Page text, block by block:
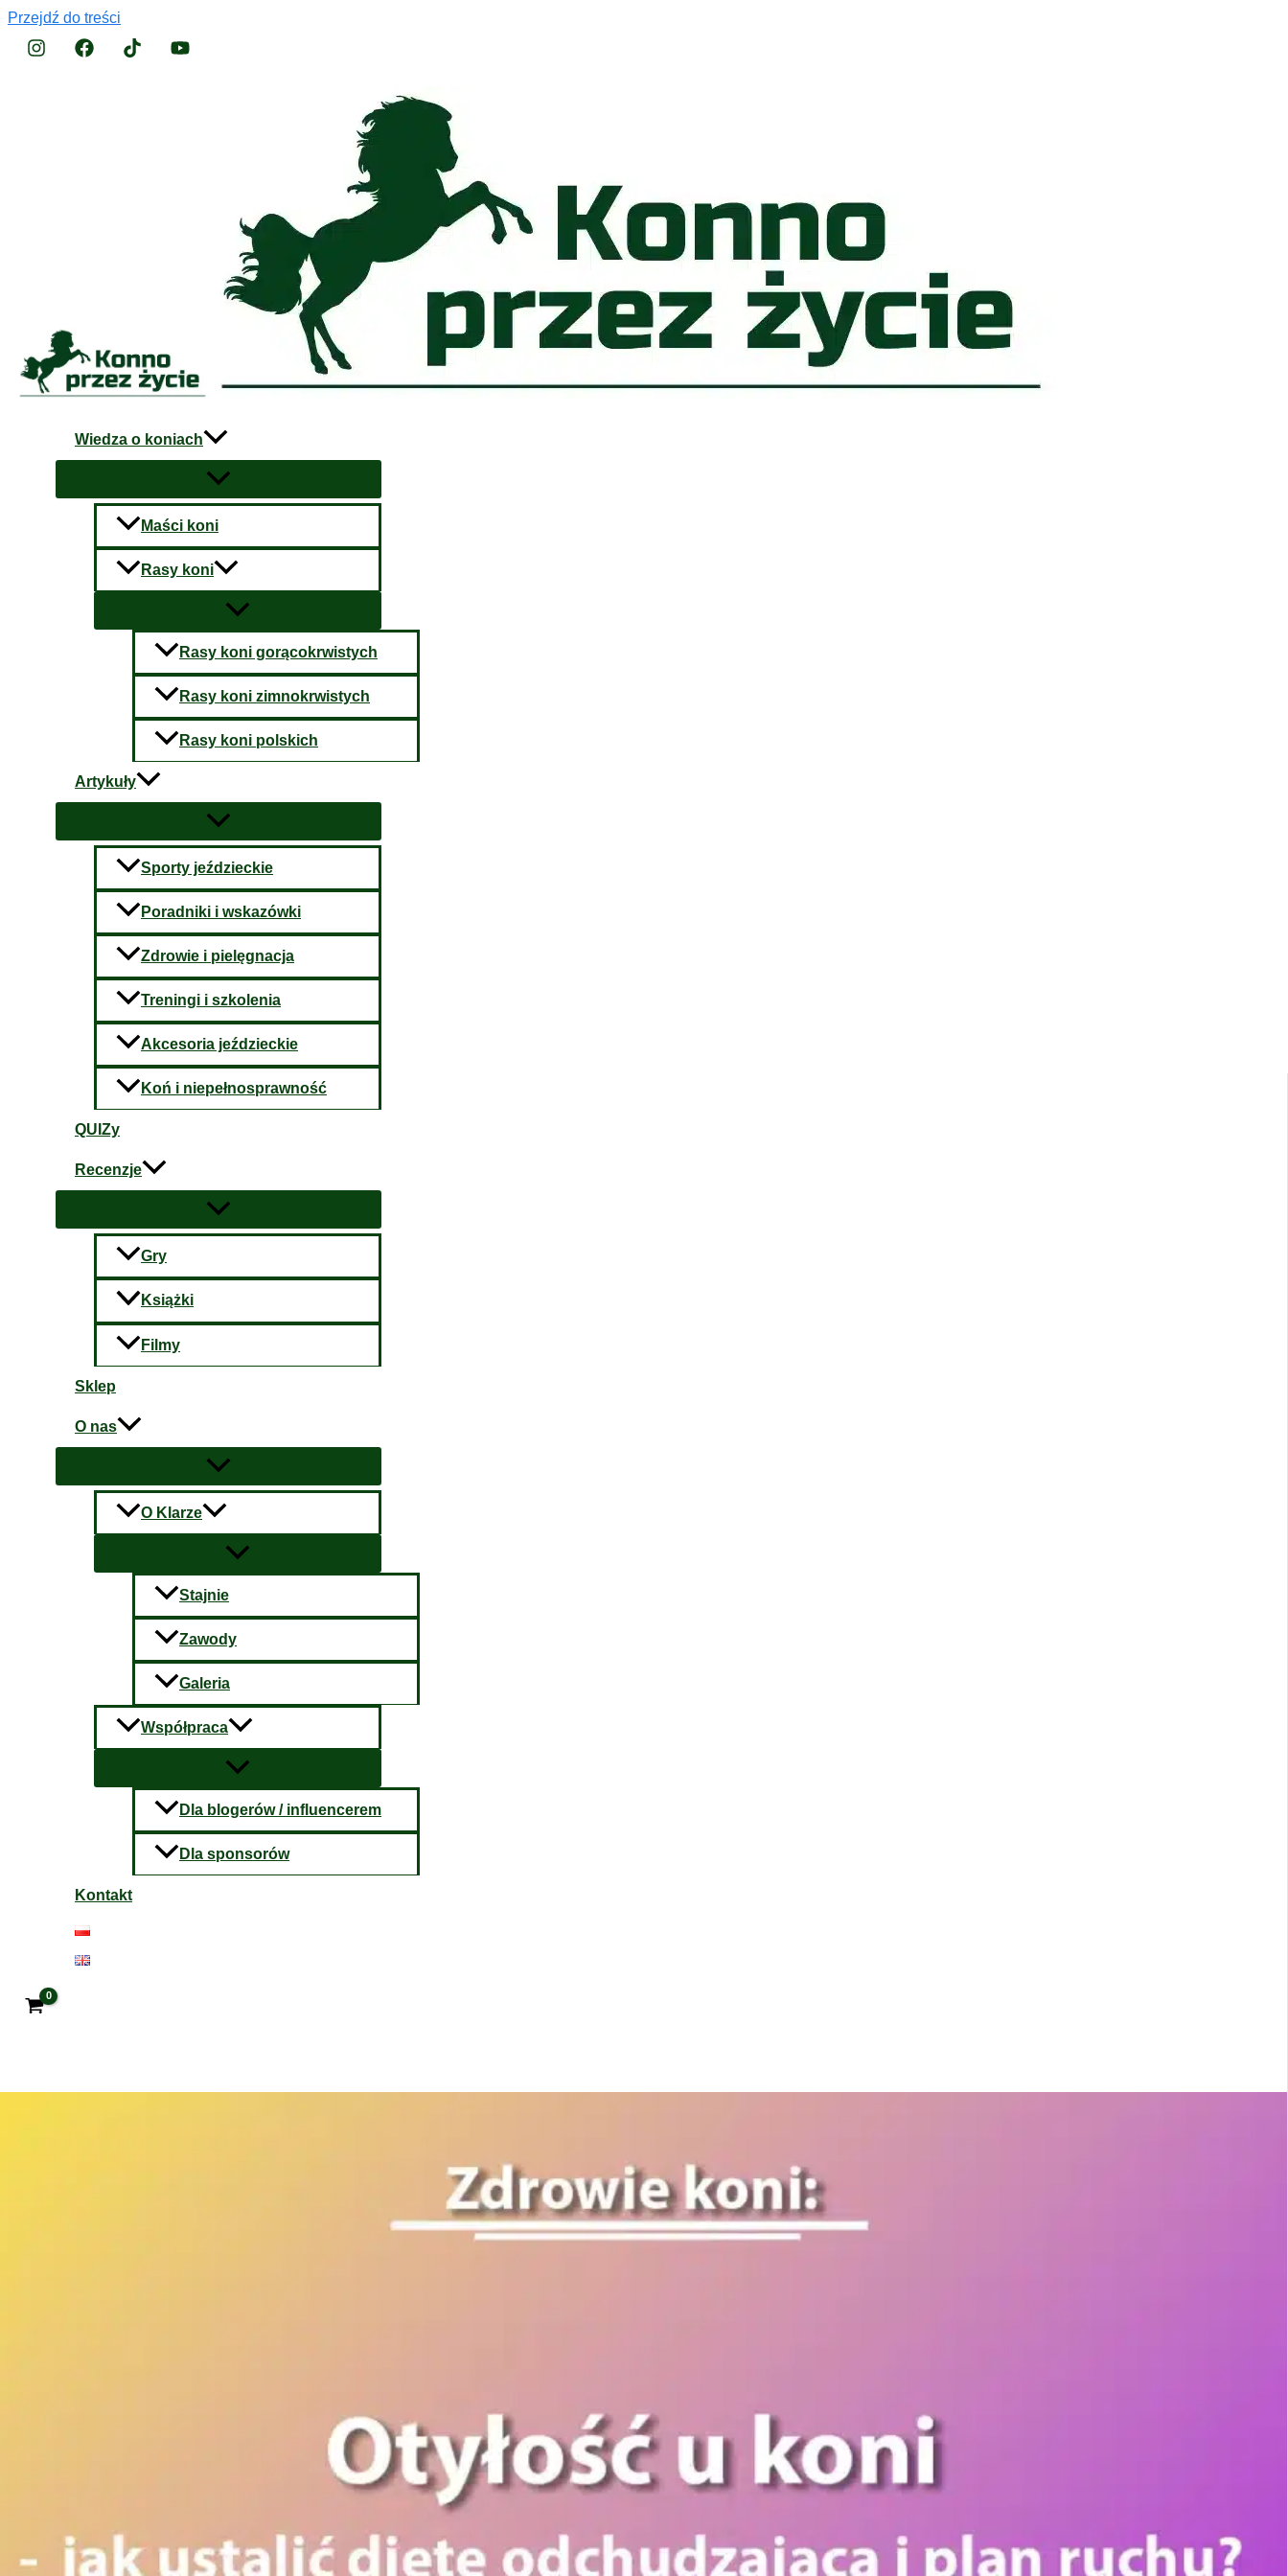
Przejdź do treści
Wiedza o koniach
Maści koni
Rasy koni
Rasy koni gorącokrwistych
Rasy koni zimnokrwistych
Rasy koni polskich
Artykuły
Sporty jeździeckie
Poradniki i wskazówki
Zdrowie i pielęgnacja
Treningi i szkolenia
Akcesoria jeździeckie
Koń i niepełnosprawność
QUIZy
Recenzje
Gry
Książki
Filmy
Sklep
O nas
O Klarze
Stajnie
Zawody
Galeria
Współpraca
Dla blogerów / influencerem
Dla sponsorów
Kontakt